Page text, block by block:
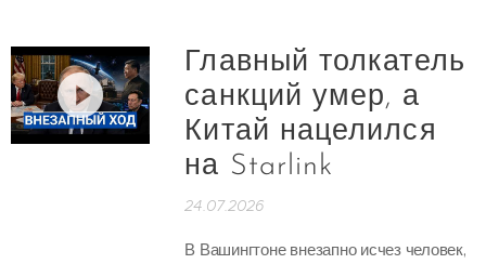
Главный толкатель
санкций умер, а
Китай нацелился
на Starlink
24.07.2026
В Вашингтоне внезапно исчез человек,